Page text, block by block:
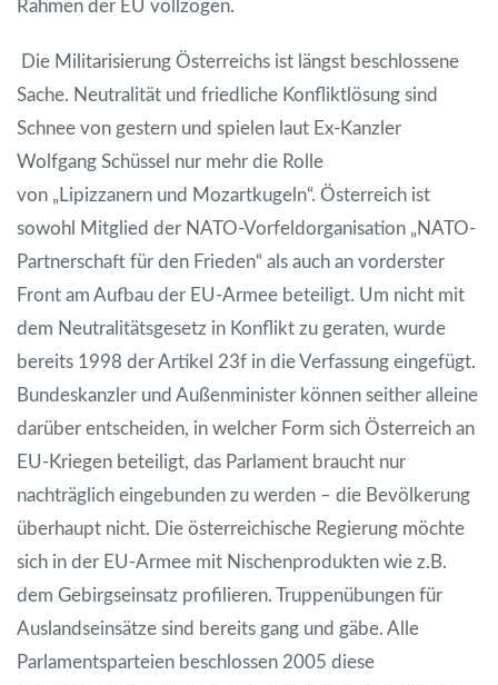
Rahmen der EU vollzogen.
Die Militarisierung Österreichs ist längst beschlossene
Sache. Neutralität und friedliche Konfliktlösung sind
Schnee von gestern und spielen laut Ex-Kanzler
Wolfgang Schüssel nur mehr die Rolle
von „Lipizzanern und Mozartkugeln“. Österreich ist
sowohl Mitglied der NATO-Vorfeldorganisation „NATO-
Partnerschaft für den Frieden“ als auch an vorderster
Front am Aufbau der EU-Armee beteiligt. Um nicht mit
dem Neutralitätsgesetz in Konflikt zu geraten, wurde
bereits 1998 der Artikel 23f in die Verfassung eingefügt.
Bundeskanzler und Außenminister können seither alleine
darüber entscheiden, in welcher Form sich Österreich an
EU-Kriegen beteiligt, das Parlament braucht nur
nachträglich eingebunden zu werden – die Bevölkerung
überhaupt nicht. Die österreichische Regierung möchte
sich in der EU-Armee mit Nischenprodukten wie z.B.
dem Gebirgseinsatz profilieren. Truppenübungen für
Auslandseinsätze sind bereits gang und gäbe. Alle
Parlamentsparteien beschlossen 2005 diese